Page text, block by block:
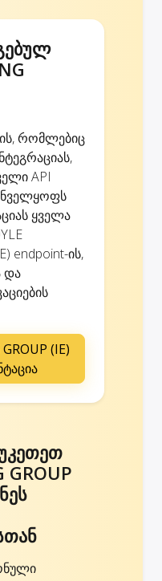
რომლებიც
API
ყველა
endpoint-ის,
და
(IE)
GROUP